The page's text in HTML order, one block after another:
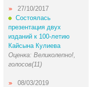
27/10/2017
Состоялась
презентация двух
изданий к 100-летию
Кайсына Кулиева
Оценка: Великолепно!,
голосов(11)
08/03/2019